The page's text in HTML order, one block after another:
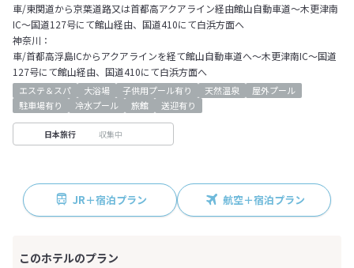
車/東関道から京葉道路又は首都高アクアライン経由館山自動車道～木更津南
IC～国道127号にて館山経由、国道410にて白浜方面へ
神奈川：
車/首都高浮島ICからアクアラインを経て館山自動車道へ～木更津南IC～国道
127号にて館山経由、国道410にて白浜方面へ
エステ＆スパ 大浴場 子供用プール有り 天然温泉
屋外プール
駐車場有り
冷水プール 旅館 送迎有り
日本旅行 収集中
JR＋宿泊プラン 航空＋宿泊プラン